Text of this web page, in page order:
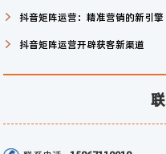
抖音矩阵运营：精准营销的新引擎
抖音矩阵运营开辟获客新渠道